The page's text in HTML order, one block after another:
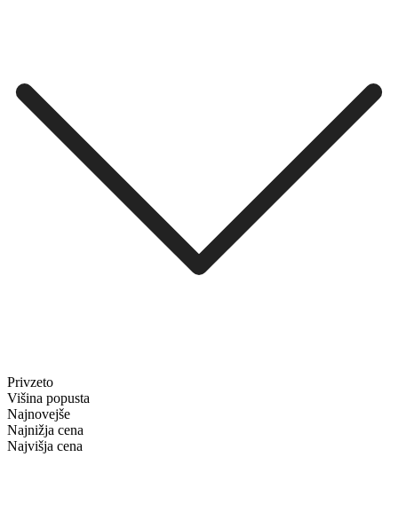
Privzeto
Višina popusta
Najnovejše
Najnižja cena
Najvišja cena